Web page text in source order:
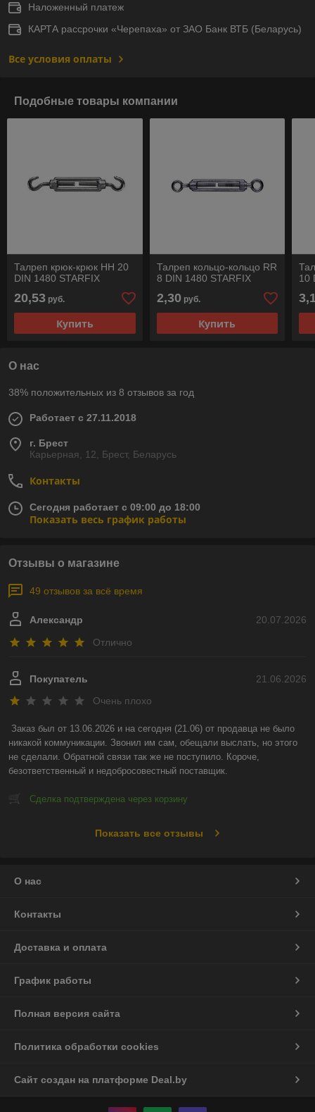
Наложенный платеж
КАРТА рассрочки «Черепаха» от ЗАО Банк ВТБ (Беларусь)
Все условия оплаты
Подобные товары компании
Талреп крюк-крюк HH 20
DIN 1480 STARFIX
20,53 руб.
Купить
Талреп кольцо-кольцо RR
8 DIN 1480 STARFIX
2,30 руб.
Купить
10
О нас
38% положительных из 8 отзывов за год
Работает с 27.11.2018
г. Брест
Карьерная, 12, Брест, Беларусь
Контакты
Сегодня работает с 09:00 до 18:00
Показать весь график работы
Отзывы о магазине
49 отзывов за всё время
20.07.2026
Александр
Отлично
21.06.2026
Покупатель
Очень плохо
Заказ был от 13.06.2026 и на сегодня (21.06) от продавца не было
никакой коммуникации. Звонил им сам, обещали выслать, но этого
не сделали. Обратной связи так же не поступило. Короче,
безответственный и недобросовестный поставщик.
Сделка подтверждена через корзину
Показать все отзывы
О нас
Контакты
Доставка и оплата
График работы
Полная версия сайта
Политика обработки cookies
Сайт создан на платформе Deal.by